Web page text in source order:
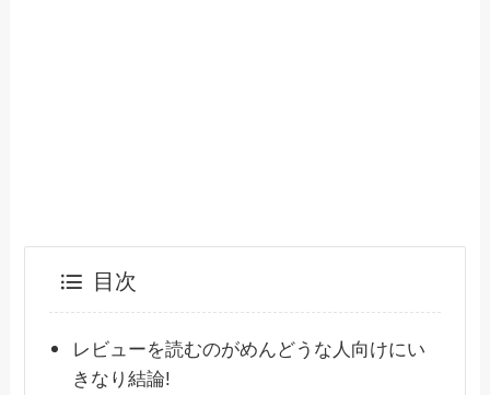
目次
レビューを読むのがめんどうな人向けにい
きなり結論!